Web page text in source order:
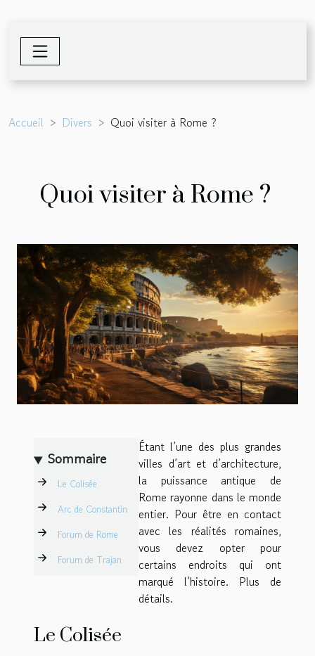
Accueil Divers Quoi visiter à Rome ?
Quoi visiter à Rome ?
Sommaire
Le Colisée
Arc de Constantin
Forum de Rome
Forum de Trajan
Étant l’une des plus grandes
villes d’art et d’architecture,
la puissance antique de
Rome rayonne dans le monde
entier. Pour être en contact
avec les réalités romaines,
vous devez opter pour
certains endroits qui ont
marqué l’histoire. Plus de
détails.
Le Colisée